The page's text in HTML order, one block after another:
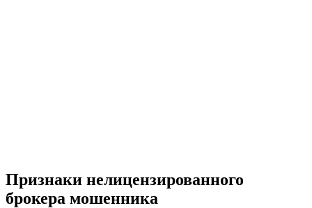
Признаки нелицензированного
брокера мошенника